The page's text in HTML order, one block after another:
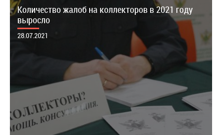
Количество жалоб на коллекторов в 2021 году
выросло
28.07.2021